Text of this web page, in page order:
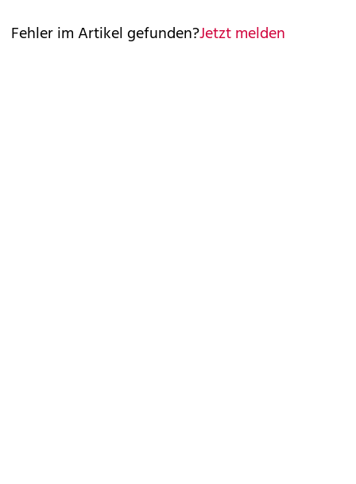
Fehler im Artikel gefunden?Jetzt melden